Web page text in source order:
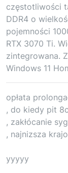
częstotliwości
DDR4 o
pojemności
RTX 3070 Ti.
zintegrowana.
Windows 11
opłata
, do kiedy pit 8c
, zakłócanie
, najnizsza
yyyyy